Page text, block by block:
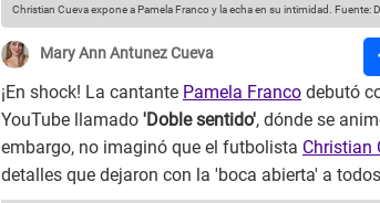
Christian Cueva expone a Pamela Franco y la echa en su intimidad. Fuente:
Mary Ann Antunez Cueva
¡En shock! La cantante Pamela Franco debutó
YouTube llamado 'Doble sentido', dónde se
embargo, no imaginó que el futbolista Christian
detalles que dejaron con la 'boca abierta' a